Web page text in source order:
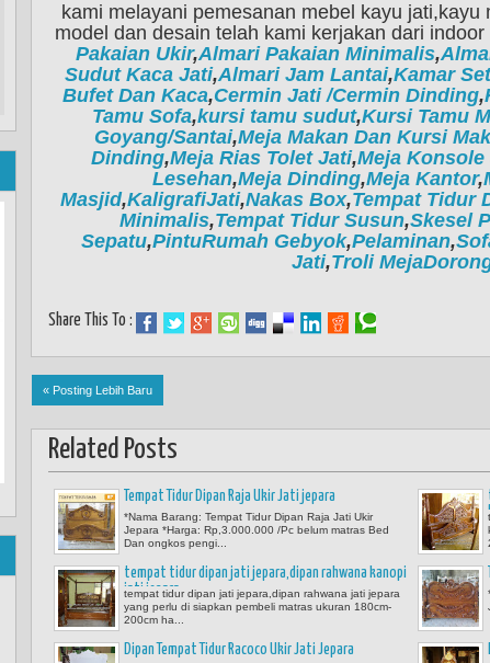
kami melayani pemesanan mebel kayu
model dan desain telah kami kerjakan dari
Pakaian Ukir,Almari Pakaian Minimalis,
Sudut Kaca Jati,Almari Jam Lantai,Kamar Set
Bufet Dan Kaca,Cermin Jati /Cermin Dinding,
Tamu Sofa,kursi tamu sudut,Kursi Tamu
Goyang/Santai,Meja Makan Dan Kursi
Dinding,Meja Rias Tolet Jati,Meja Konsole
Lesehan,Meja Dinding,Meja Kantor,
Masjid,KaligrafiJati,Nakas Box,Tempat Tidur
Minimalis,Tempat Tidur Susun,Skesel
Sepatu,PintuRumah Gebyok,Pelaminan,
Jati,Troli
Share This To :
« Posting Lebih Baru
Related Posts
Tempat Tidur Dipan Raja Ukir Jati jepara
*Nama Barang: Tempat Tidur Dipan Raja Jati Ukir
Jepara *Harga: Rp,3.000.000 /Pc belum matras Bed
Dan ongkos pengi...
tempat tidur dipan jati jepara,dipan rahwana kanopi
jati jepara
tempat tidur dipan jati jepara,dipan rahwana jati jepara
yang perlu di siapkan pembeli matras ukuran 180cm-
200cm ha...
Dipan Tempat Tidur Racoco Ukir Jati Jepara